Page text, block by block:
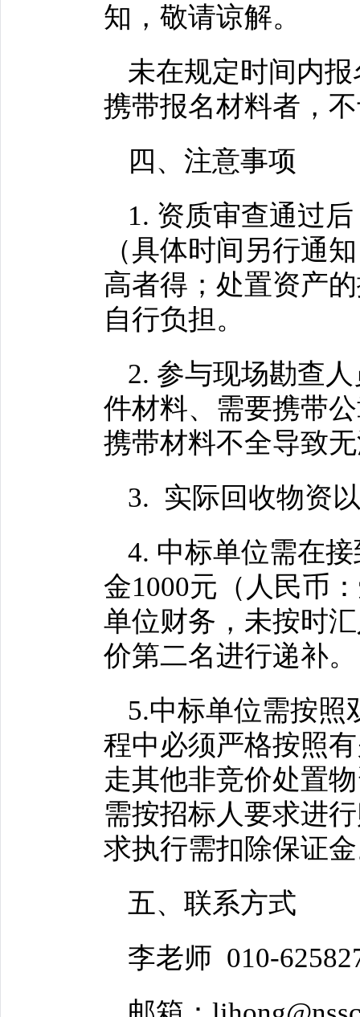
知，敬请谅解。
未在规定时间内
携带报名材料者，
四、注意事项
1. 资质审查通过
（具体时间另行通
高者得；处置资产
自行负担。
2. 参与现场勘查
件材料、需要携带
携带材料不全导致
3. 实际回收物资
4. 中标单位需在
金1000元（人民币
单位财务，未按时
价第二名进行递补。
5.中标单位需按照
程中必须严格按照
走其他非竞价处置
需按招标人要求进
求执行需扣除保证
五、联系方式
李老师 010-